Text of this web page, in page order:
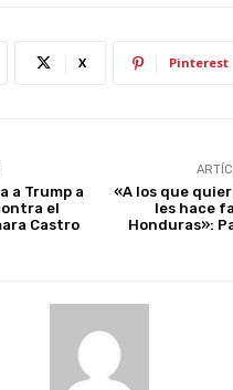
X Pinterest
a Trump a
el
Castro
«A los que
les hace
Honduras»: